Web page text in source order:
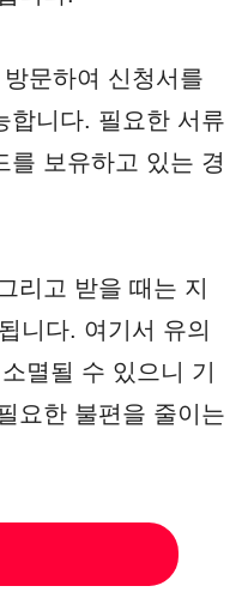
문하여 신청서를
합니다. 필요한 서류
를 보유하고 있는 경
리고 받을 때는 지
니다. 여기서 유의
멸될 수 있으니 기
요한 불편을 줄이는